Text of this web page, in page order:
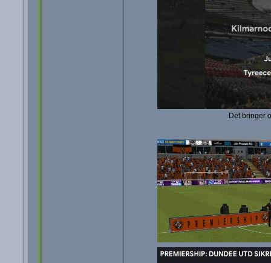
Det bringer